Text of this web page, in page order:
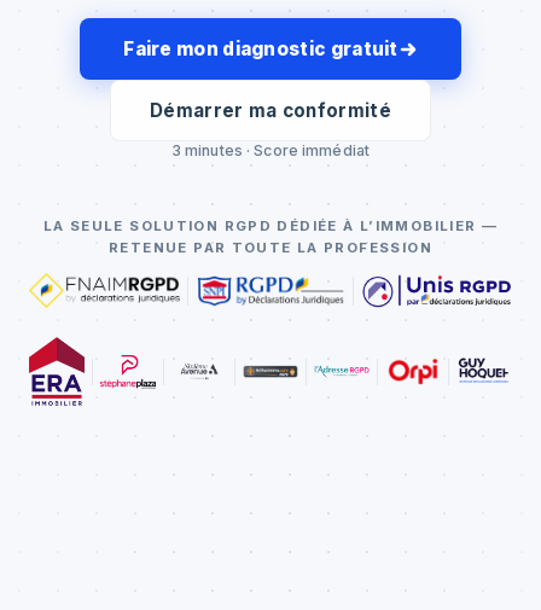
Faire mon diagnostic gratuit
Démarrer ma conformité
3 minutes · Score immédiat
LA SEULE SOLUTION RGPD DÉDIÉE À L’IMMOBILIER —
RETENUE PAR TOUTE LA PROFESSION